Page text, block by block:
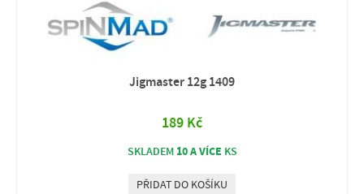
Jigmaster 12g 1409
189 Kč
SKLADEM 10 A VÍCE KS
PŘIDAT DO KOŠÍKU